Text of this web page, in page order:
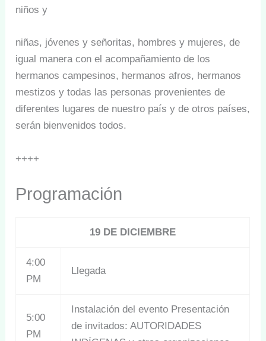
niños y
niñas, jóvenes y señoritas, hombres y mujeres, de
igual manera con el acompañamiento de los
hermanos campesinos, hermanos afros, hermanos
mestizos y todas las personas provenientes de
diferentes lugares de nuestro país y de otros países,
serán bienvenidos todos.
++++
Programación
19 DE DICIEMBRE
4:00
PM
Llegada
5:00
PM
Instalación del evento Presentación
de invitados: AUTORIDADES